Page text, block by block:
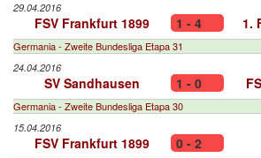
29.04.2016
FSV Frankfurt 1899 1 - 4 1.
Germania - Zweite Bundesliga Etapa 31
24.04.2016
SV Sandhausen 1 - 0
Germania - Zweite Bundesliga Etapa 30
15.04.2016
FSV Frankfurt 1899 0 - 2